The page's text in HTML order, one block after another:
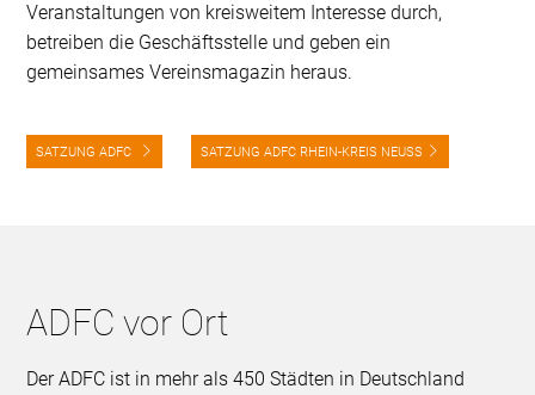
Veranstaltungen von kreisweitem Interesse durch,
betreiben die Geschäftsstelle und geben ein
gemeinsames Vereinsmagazin heraus.
SATZUNG ADFC SATZUNG ADFC RHEIN-KREIS NEUSS
ADFC vor Ort
Der ADFC ist in mehr als 450 Städten in Deutschland